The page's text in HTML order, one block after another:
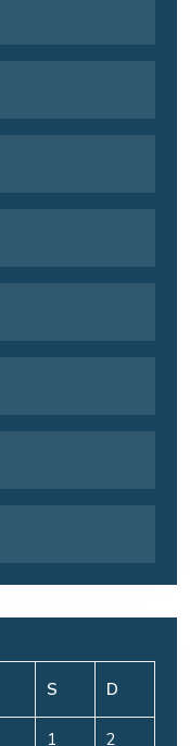
S D
1 2